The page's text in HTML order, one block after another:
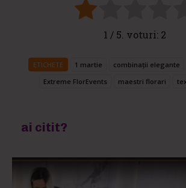
1 / 5. voturi: 2
ETICHETE 1 martie combinații elegante
Extreme FlorEvents
maestri florari
ai citit?